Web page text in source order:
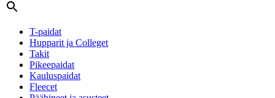
T-paidat
Hupparit ja Colleget
Takit
Pikeepaidat
Kauluspaidat
Fleecet